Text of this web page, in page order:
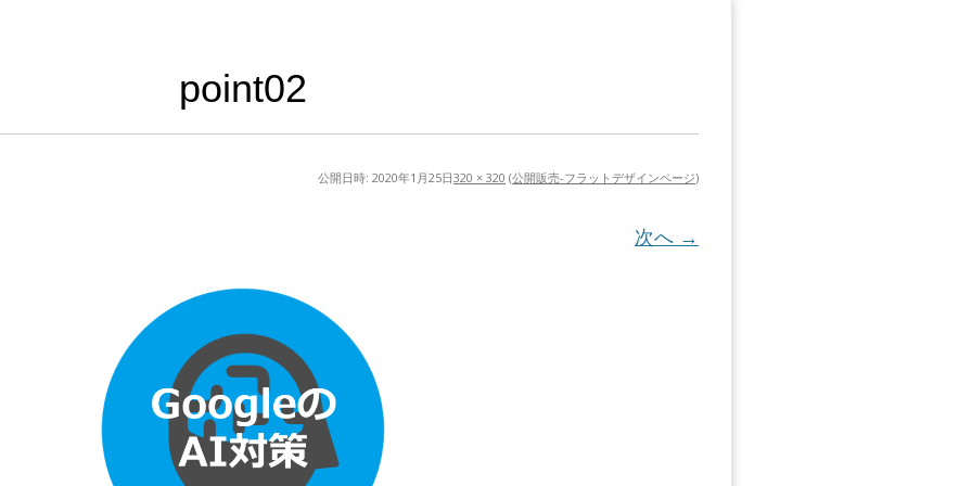
point02
公開日時: 2020年1月25日320 × 320 (公開販売-フラットデザインページ)
次へ →